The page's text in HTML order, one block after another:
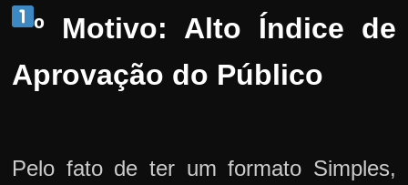
º Motivo: Alto Índice de
Aprovação do Público
Pelo fato de ter um formato Simples,